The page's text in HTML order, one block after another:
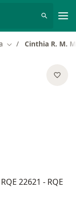
Mudar de cidade
Cinthia R. M.
22621 - RQE